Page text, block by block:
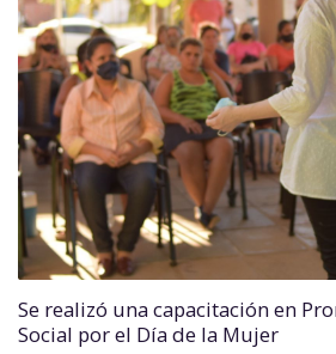
Se realizó una capacitación en
Social por el Día de la Mujer